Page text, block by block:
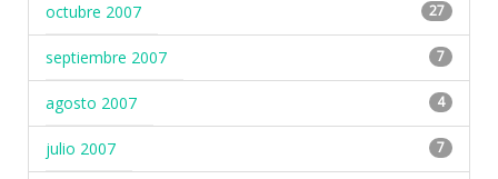
octubre 2007 27
septiembre 2007 7
agosto 2007 4
julio 2007 7